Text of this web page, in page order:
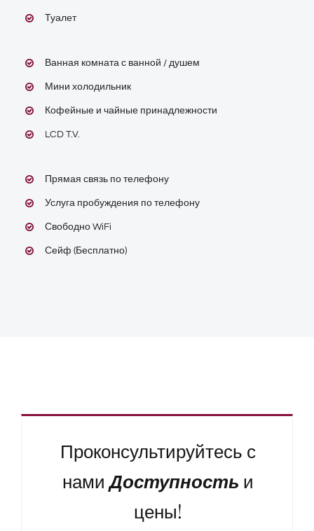
Туалет
Ванная комната с ванной / душем
Мини холодильник
Кофейные и чайные принадлежности
LCD T.V.
Прямая связь по телефону
Услуга пробуждения по телефону
Свободно WiFi
Сейф (Бесплатно)
Проконсультируйтесь с
намиДоступность и
цены!